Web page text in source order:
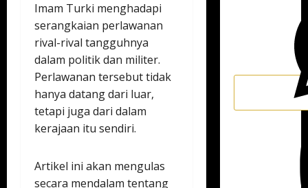
Imam Turki menghadapi
serangkaian perlawanan
rival-rival tangguhnya
dalam politik dan militer.
Perlawanan tersebut tidak
hanya datang dari luar,
tetapi juga dari dalam
kerajaan itu sendiri.
Artikel ini akan mengulas
secara mendalam tentang